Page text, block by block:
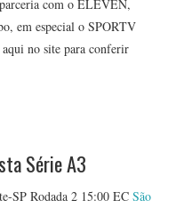
com o ELEVEN,
em especial o SPORTV
no site para conferir
Série A3
SP Rodada 2 15:00 ECSão